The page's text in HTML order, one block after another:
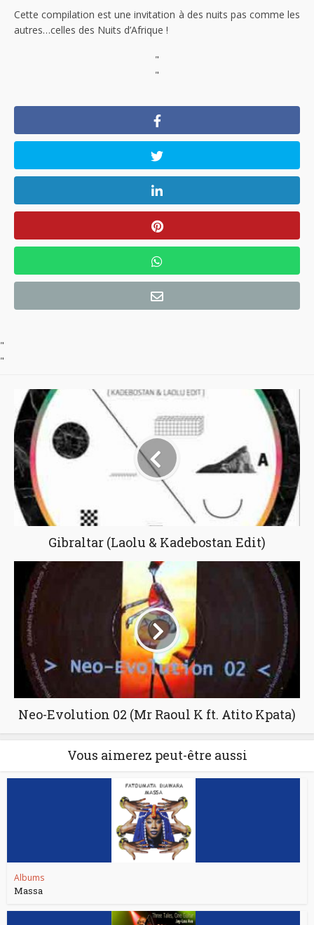
Cette compilation est une invitation à des nuits pas comme les
autres…celles des Nuits d’Afrique !
"
"
"
"
Gibraltar (Laolu & Kadebostan Edit)
Neo-Evolution 02 (Mr Raoul K ft. Atito Kpata)
Vous aimerez peut-être aussi
Albums
Massa